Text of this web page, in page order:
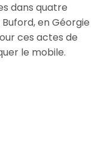
dans quatre
en Géorgie
ces actes de
le mobile.